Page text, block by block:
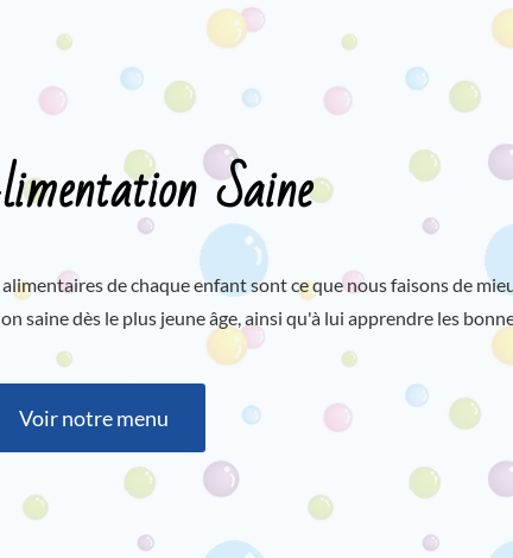
Saine
de chaque enfant sont ce que nous faisons de
saine dès le plus jeune âge, ainsi qu'à lui apprendre les
Voir notre menu